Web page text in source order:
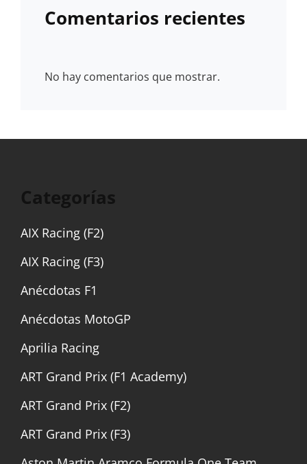
Comentarios recientes
No hay comentarios que mostrar.
Categorías
AIX Racing (F2)
AIX Racing (F3)
Anécdotas F1
Anécdotas MotoGP
Aprilia Racing
ART Grand Prix (F1 Academy)
ART Grand Prix (F2)
ART Grand Prix (F3)